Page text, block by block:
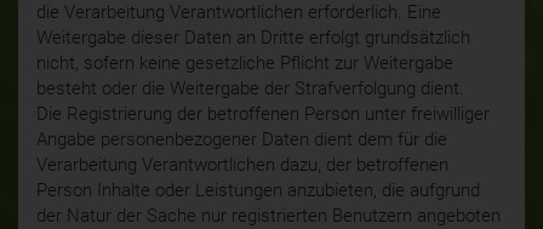
die Verarbeitung Verantwortlichen erforderlich. Eine
Weitergabe dieser Daten an Dritte erfolgt grundsätzlich
nicht, sofern keine gesetzliche Pflicht zur Weitergabe
besteht oder die Weitergabe der Strafverfolgung dient.
Die Registrierung der betroffenen Person unter freiwilliger
Angabe personenbezogener Daten dient dem für die
Verarbeitung Verantwortlichen dazu, der betroffenen
Person Inhalte oder Leistungen anzubieten, die aufgrund
der Natur der Sache nur registrierten Benutzern angeboten